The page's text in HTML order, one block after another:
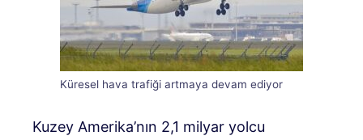
Küresel hava trafiği artmaya devam ediyor
Kuzey Amerika’nın 2,1 milyar yolcu